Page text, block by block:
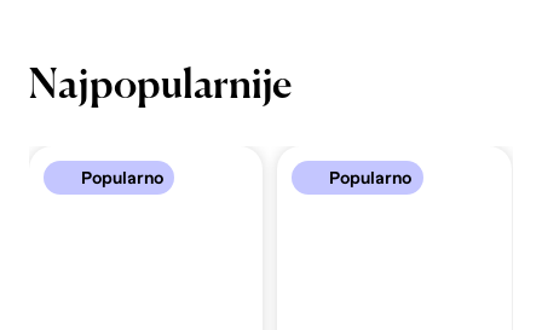
Najpopularnije
Popularno Popularno